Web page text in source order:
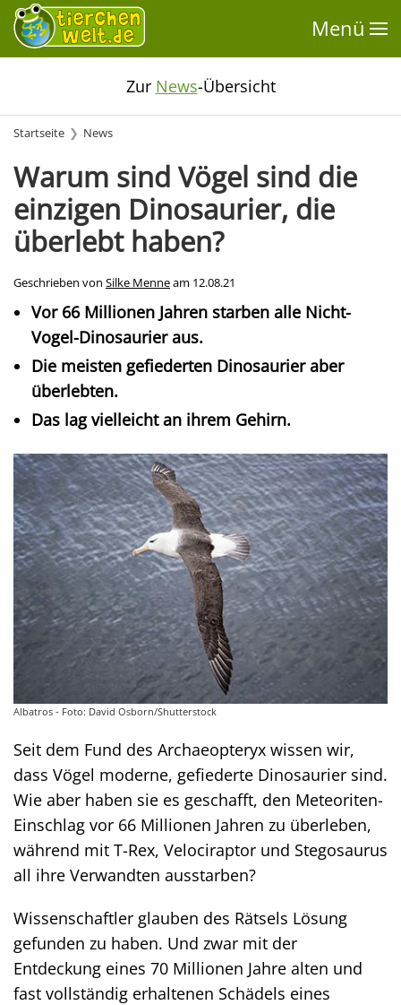
Menü
Zur News-Übersicht
Startseite News
Warum sind Vögel sind die
einzigen Dinosaurier, die
überlebt haben?
Geschrieben von Silke Menneam 12.08.21
Vor 66 Millionen Jahren starben alle Nicht-
Vogel-Dinosaurier aus.
Die meisten gefiederten Dinosaurier aber
überlebten.
Das lag vielleicht an ihrem Gehirn.
Albatros - Foto: David Osborn/Shutterstock
Seit dem Fund des Archaeopteryx wissen wir,
dass Vögel moderne, gefiederte Dinosaurier sind.
Wie aber haben sie es geschafft, den Meteoriten-
Einschlag vor 66 Millionen Jahren zu überleben,
während mit T-Rex, Velociraptor und Stegosaurus
all ihre Verwandten ausstarben?
Wissenschaftler glauben des Rätsels Lösung
gefunden zu haben. Und zwar mit der
Entdeckung eines 70 Millionen Jahre alten und
fast vollständig erhaltenen Schädels eines